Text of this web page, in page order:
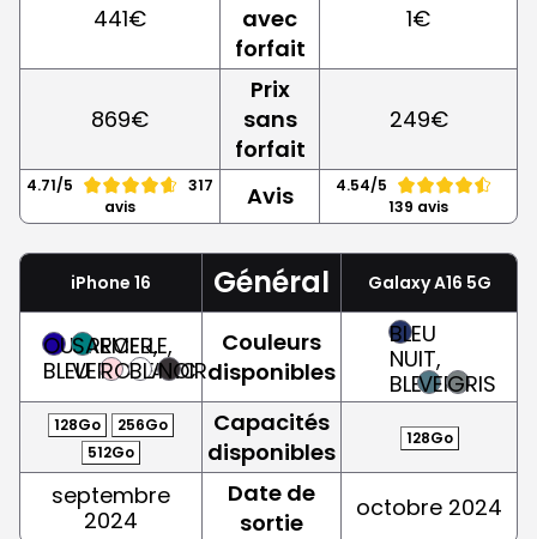
441€
avec
forfait
1€
869€
Prix
sans
forfait
249€
4.71/5
317
avis
Avis
4.54/5
139 avis
iPhone 16 Général Galaxy A16 5G
OUTREMER,
BLEU
SARCELLE,
VERTROSEBLANC
NOIR
Couleurs
disponibles
BLEU
NUIT,
BLEUVERTGRIS
128Go
256Go
512Go
Capacités
disponibles
128Go
septembre
2024
Date de
sortie
octobre 2024